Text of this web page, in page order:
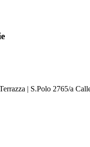
| S.Polo 2765/a